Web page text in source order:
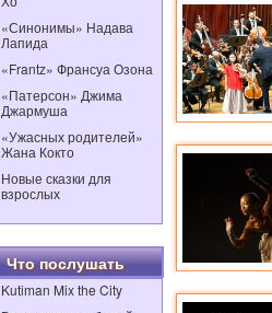
«Синонимы» Надава
Лапида
«Frantz» Франсуа Озона
«Патерсон» Джима
Джармуша
«Ужасных родителей»
Жана Кокто
Новые сказки для
взрослых
Что послушать
Kutiman Mix the City